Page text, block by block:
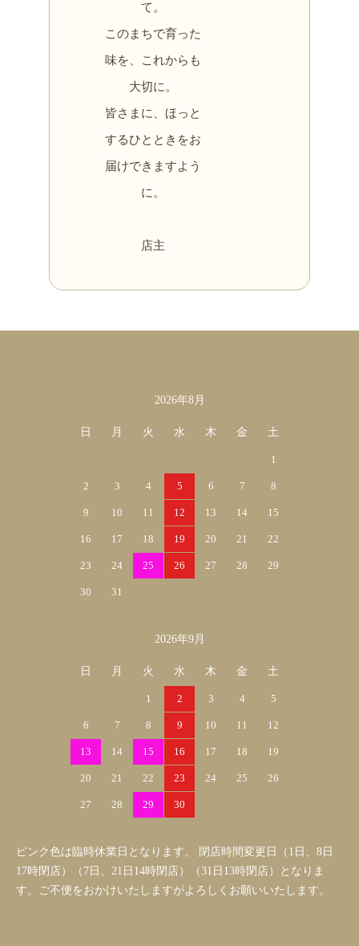
て。
このまちで育った
味を、これからも
大切に。
皆さまに、ほっと
するひとときをお
届けできますよう
に。
店主
2026年8月
日 月 火 水 木 金 土
1
2 3 4 5 6 7 8
9 10 11 12 13 14 15
16 17 18 19 20 21 22
23 24 25 26 27 28 29
30 31
2026年9月
日 月 火 水 木 金 土
1 2 3 4 5
6 7 8 9 10 11 12
13 14 15 16 17 18 19
20 21 22 23 24 25 26
27 28 29 30
ピンク色は臨時休業日となります。 閉店時間変更日（1日、8日
17時閉店）（7日、21日14時閉店）（31日13時閉店）となりま
す。ご不便をおかけいたしますがよろしくお願いいたします。